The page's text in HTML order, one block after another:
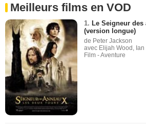
Meilleurs films en VOD
1. Le Seigneur
(version longue)
de Peter Jackson
avec Elijah Wood, Ian
Film - Aventure